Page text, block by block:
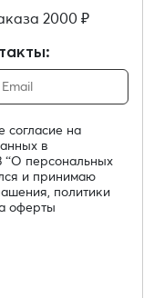
2000 ₽
согласие на
в
“О персональных
и принимаю
политики
оферты